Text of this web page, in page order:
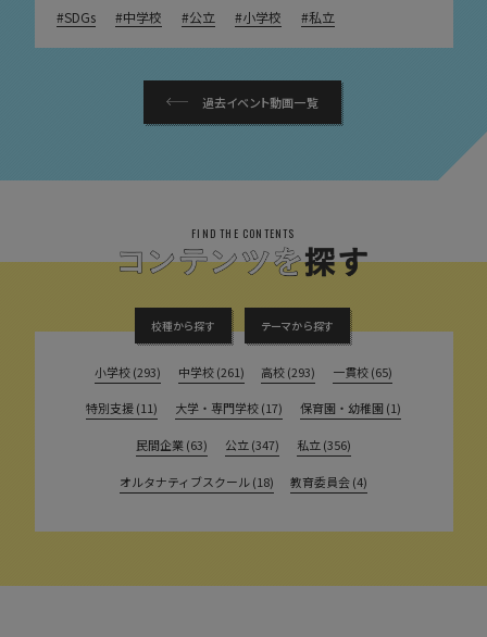
SDGs 中学校 公立 小学校 私立
過去イベント動画一覧
FIND THE CONTENTS
校種から探す テーマから探す
小学校 (293) 中学校 (261) 高校 (293) 一貫校 (65)
特別支援 (11) 大学・専門学校 (17) 保育園・幼稚園 (1)
民間企業 (63) 公立 (347) 私立 (356)
オルタナティブスクール (18) 教育委員会 (4)